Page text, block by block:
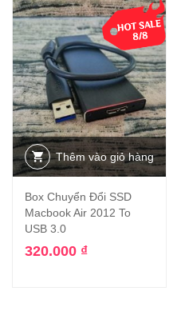
Thêm vào giỏ hàng
Box Chuyển Đổi SSD
Macbook Air 2012 To
USB 3.0
320.000 ₫